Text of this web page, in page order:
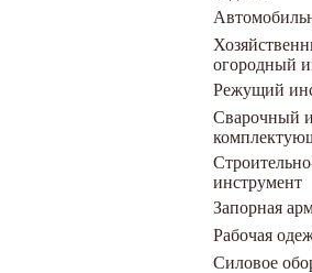
огородный
Режущий
Сварочный
инструмент
Запорная
Рабочая
Силовое